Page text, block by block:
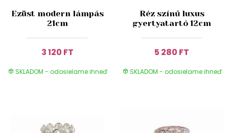
Ezüst modern lámpás
21cm
3 120 FT
SKLADOM - odosielame ihneď
Réz színű luxus
gyertyatartó 12cm
5 280 FT
SKLADOM - odosielame ihneď